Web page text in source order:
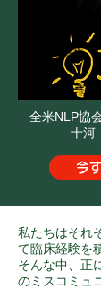
全米NLP協
十
今
私たちはそれ
て臨床経験を
そんな中、正
のミスコミュ